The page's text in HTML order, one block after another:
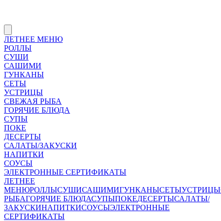
ЛЕТНЕЕ МЕНЮ
РОЛЛЫ
СУШИ
САШИМИ
ГУНКАНЫ
СЕТЫ
УСТРИЦЫ
СВЕЖАЯ РЫБА
ГОРЯЧИЕ БЛЮДА
СУПЫ
ПОКЕ
ДЕСЕРТЫ
САЛАТЫ/ЗАКУСКИ
НАПИТКИ
СОУСЫ
ЭЛЕКТРОННЫЕ СЕРТИФИКАТЫ
ЛЕТНЕЕ
МЕНЮРОЛЛЫСУШИСАШИМИГУНКАНЫСЕТЫУСТРИЦЫ
РЫБАГОРЯЧИЕ БЛЮДАСУПЫПОКЕДЕСЕРТЫСАЛАТЫ/
ЗАКУСКИНАПИТКИСОУСЫЭЛЕКТРОННЫЕ
СЕРТИФИКАТЫ